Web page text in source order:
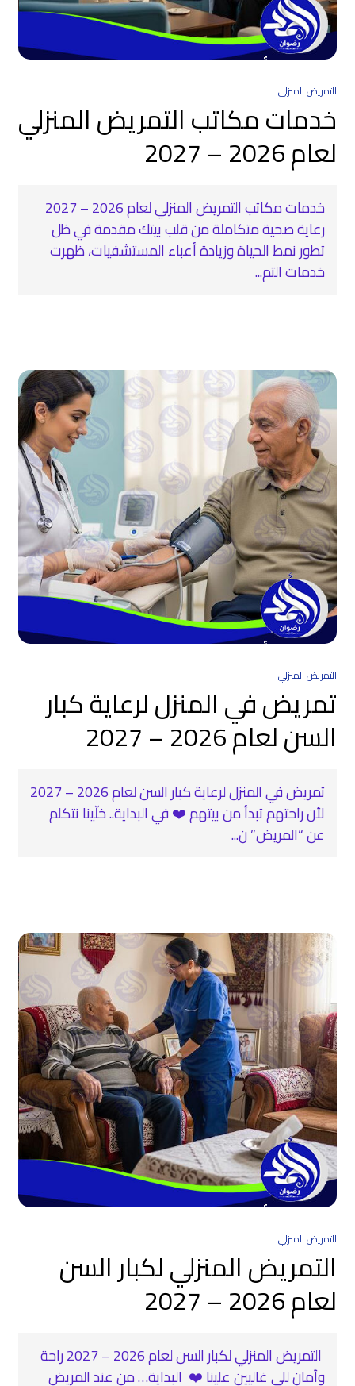
التمريض المنزلي
خدمات مكاتب التمريض المنزلي
لعام 2026 – 2027
خدمات مكاتب التمريض المنزلي لعام 2026 – 2027
رعاية صحية متكاملة من قلب بيتك مقدمة في ظل
تطور نمط الحياة وزيادة أعباء المستشفيات، ظهرت
خدمات التم...
التمريض المنزلي
تمريض في المنزل لرعاية كبار
السن لعام 2026 – 2027
تمريض في المنزل لرعاية كبار السن لعام 2026 – 2027
لأن راحتهم تبدأ من بيتهم ❤️ في البداية.. خلّينا نتكلم
عن “المريض” ن...
التمريض المنزلي
التمريض المنزلي لكبار السن
لعام 2026 – 2027
‍ التمريض المنزلي لكبار السن لعام 2026 – 2027 راحة
وأمان للي غاليين علينا ❤️ ️ البداية… من عند المريض